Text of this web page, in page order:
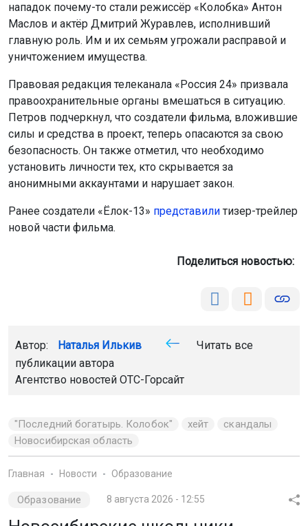
нападок почему-то стали режиссёр «Колобка» Антон
Маслов и актёр Дмитрий Журавлев, исполнивший
главную роль. Им и их семьям угрожали расправой и
уничтожением имущества.
Правовая редакция телеканала «Россия 24» призвала
правоохранительные органы вмешаться в ситуацию.
Петров подчеркнул, что создатели фильма, вложившие
силы и средства в проект, теперь опасаются за свою
безопасность. Он также отметил, что необходимо
установить личности тех, кто скрывается за
анонимными аккаунтами и нарушает закон.
Ранее создатели «Ёлок-13» представили тизер-трейлер
новой части фильма.
Поделиться новостью:
Автор: Наталья Илькив
Читать все
публикации автора
Агентство новостей ОТС-Горсайт
"Последний богатырь. Колобок" хейт
скандалы
Новосибирская область
Главная Новости Образование
Образование 8 августа 2026 - 12:55